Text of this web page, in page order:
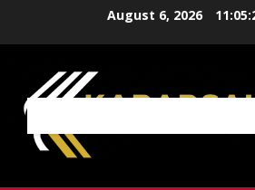
August 6, 2026